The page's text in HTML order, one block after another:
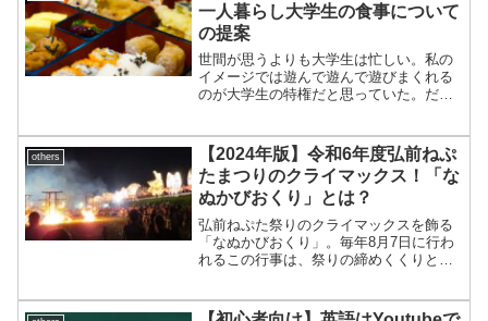
一人暮らし大学生の食事について
の提案
世間が思うよりも大学生は忙しい。私の
イメージでは遊んで遊んで遊びまくれる
のが大学生の特権だと思っていた。だ
しまう。その中でも食事は欠かせない
し、自炊なんてしている大学...
others
【2024年版】令和6年度弘前ねぷ
たまつりのクライマックス！「な
ぬかびおくり」とは？
弘前ねぷた祭りのクライマックスを飾る
「なぬかびおくり」。毎年8月7日に行わ
れるこの行事は、祭りの締めくくりとし
を、この「なぬかびおくり」を通じてご